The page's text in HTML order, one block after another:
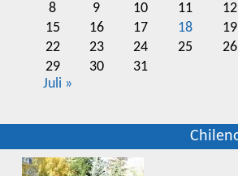
8
9 10 11 12
15
16 17 18 19
22
23 24 25 26
29
30
31
Juli »